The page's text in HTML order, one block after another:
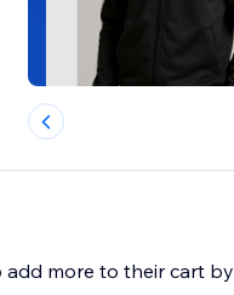
add more to their cart by